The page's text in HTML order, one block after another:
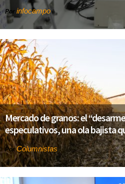
Por infocampo
Mercado de granos: el
especulativos, una ola bajista
PorColumnistas